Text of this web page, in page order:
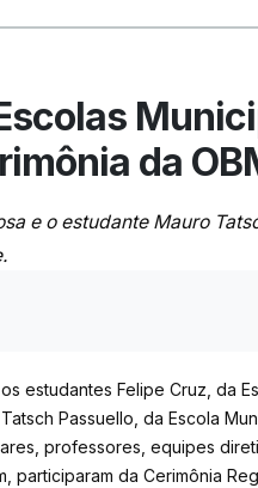
da
e o estudante Mauro
estudantes Felipe Cruz, da
Passuello, da Escola
professores, equipes
participaram da Cerimônia